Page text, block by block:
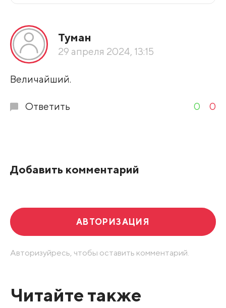
По рейтингу
Развернуть все
Туман
29 апреля 2024, 13:15
Величайший.
Ответить 0 0
Добавить комментарий
АВТОРИЗАЦИЯ
Авторизуйресь, чтобы оставить комментарий.
Читайте также